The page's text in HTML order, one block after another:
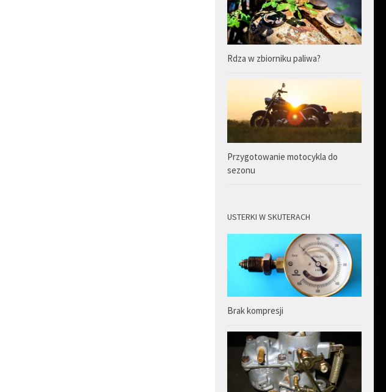
Rdza w zbiorniku paliwa?
Przygotowanie motocykla do
sezonu
USTERKI W SKUTERACH
Brak kompresji